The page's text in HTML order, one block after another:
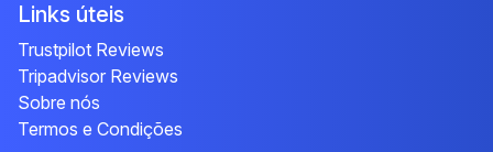
Links úteis
Trustpilot Reviews
Tripadvisor Reviews
Sobre nós
Termos e Condições